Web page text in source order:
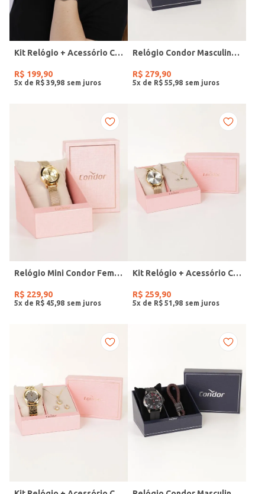
Kit Relógio + Acessório Condor Feminino PRATA
R$ 199,90
5x de R$ 39 98
Relógio Condor Masculino PRATA
R$ 279,90
5x de R$ 55 98
Relógio Mini Condor Feminino DOURADO
R$ 229,90
5x de R$ 45 98
Kit Relógio + Acessório Condor Feminino DOURADO
R$ 259,90
5x de R$ 51 98